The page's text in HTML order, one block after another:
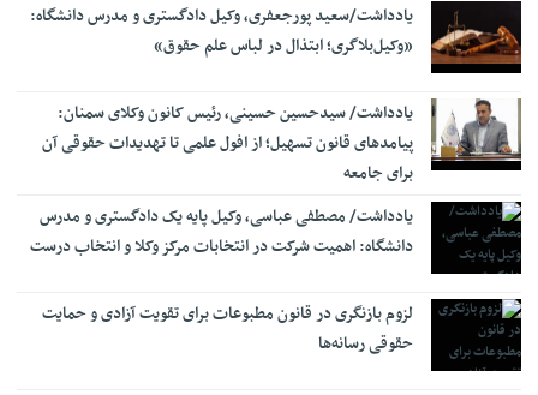
فرهاد اصلانی، رئیس کانون وکلای دادگستری کردستان: نبود
حمایت‌های مؤثر از وکلای جوان، علاوه بر تهدید استقلال حرفه‌ای، به
هدررفت سرمایه انسانی و اجتماعی نظام حقوقی کشور منجر می‌شود
10:30 راه‌اندازی سامانه ۲۴ ساعته قضایی برخط برای زائران اربعین در عراق
10:25 ترساندنِ دیگران چه مجازاتی دارد؟
زمان ثبت‌نام آزمون دفتریاری اسناد رسمی اعلام شد
16:50
منتظری: حضور نماینده دادستان در پرونده‌های حقوق عامه و
بیت‌المال الزامی است
11:18 نسق زراعی چه حقوقی برای زارعان ایجاد می‌کند؟
یادداشت/سعید‌ پورجعفری، وکیل دادگستری و مدرس دانشگاه:
«وکیل‌بلاگری؛ ابتذال در لباس علم حقوق»
یادداشت/ سیدحسین حسینی، رئیس کانون وکلای سمنان:
پیامدهای قانون تسهیل؛ از افول علمی تا تهدیدات حقوقی آن
برای جامعه
یادداشت/ مصطفی عباسی، وکیل پایه یک دادگستری و مدرس
دانشگاه: اهمیت شرکت در انتخابات مرکز وکلا ‌و انتخاب درست
لزوم بازنگری در قانون مطبوعات برای تقویت آزادی و حمایت
حقوقی رسانه‌ها